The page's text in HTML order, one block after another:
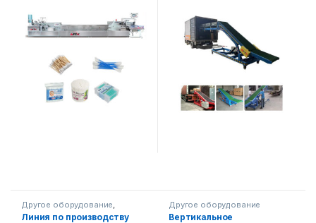
Другое оборудование
Большие проекты
Переработка пластика
Линия по производству
Другое оборудование
Вертикальное